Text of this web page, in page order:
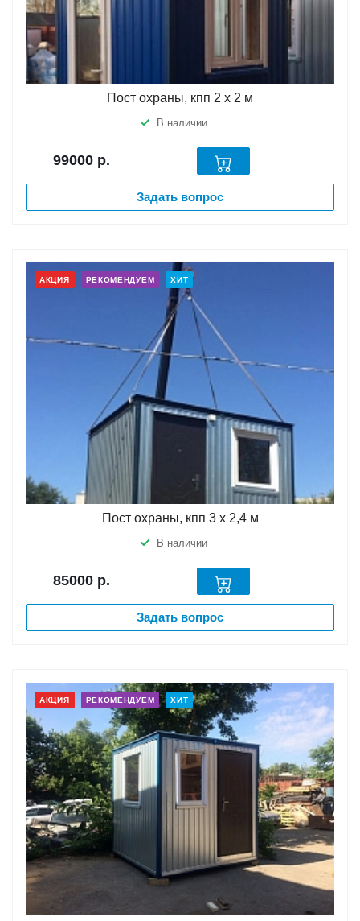
Пост охраны, кпп 2 х 2 м
В наличии
99000 р.
Задать вопрос
АКЦИЯ РЕКОМЕНДУЕМ ХИТ
Пост охраны, кпп 3 х 2,4 м
В наличии
85000 р.
Задать вопрос
АКЦИЯ РЕКОМЕНДУЕМ ХИТ